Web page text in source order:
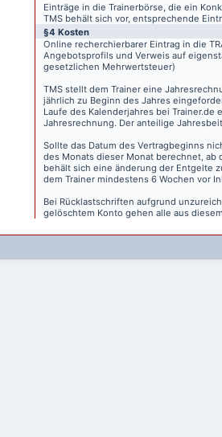
Einträge in die Trainerbörse, die ein
TMS behält sich vor, entsprechende
§4 Kosten
Online recherchierbarer Eintrag in die
Angebotsprofils und Verweis auf
gesetzlichen Mehrwertsteuer)
TMS stellt dem Trainer eine
jährlich zu Beginn des Jahres
Laufe des Kalenderjahres bei
Jahresrechnung. Der anteilige
Sollte das Datum des Vertragbeginns
des Monats dieser Monat berechnet, ab
behält sich eine änderung der Entgelte
dem Trainer mindestens 6 Wochen vor
Bei Rücklastschriften aufgrund
gelöschtem Konto gehen alle aus